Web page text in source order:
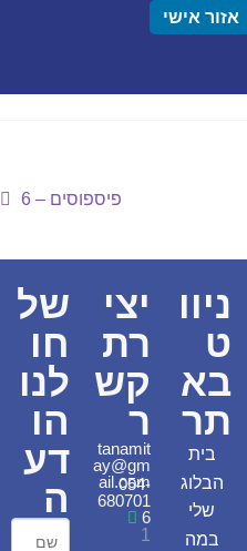
אזור אישי
פיספוסים – 6
ניוו
ט
בא
תר
בית
הבלוג
שלי
במה
יצי
רת
קש
ר
tanamit
ay@gm
ail.com
054-
680701
6
1
של
חו
לנו
הו
דע
ה